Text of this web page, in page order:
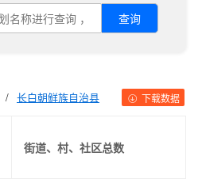
查询
/ 长白朝鲜族自治县 下载数据
街道、村、社区总数